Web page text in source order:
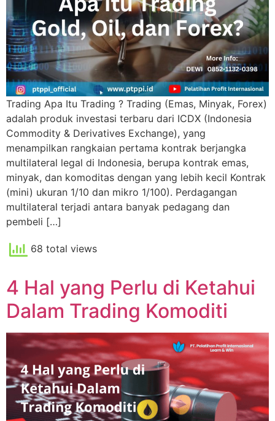
Trading Apa Itu Trading ? Trading (Emas, Minyak, Forex)
adalah produk investasi terbaru dari ICDX (Indonesia
Commodity & Derivatives Exchange), yang
menampilkan rangkaian pertama kontrak berjangka
multilateral legal di Indonesia, berupa kontrak emas,
minyak, dan komoditas dengan yang lebih kecil Kontrak
(mini) ukuran 1/10 dan mikro 1/100). Perdagangan
multilateral terjadi antara banyak pedagang dan
pembeli […]
68 total views
4 Hal yang Perlu di Ketahui
Dalam Trading Komoditi